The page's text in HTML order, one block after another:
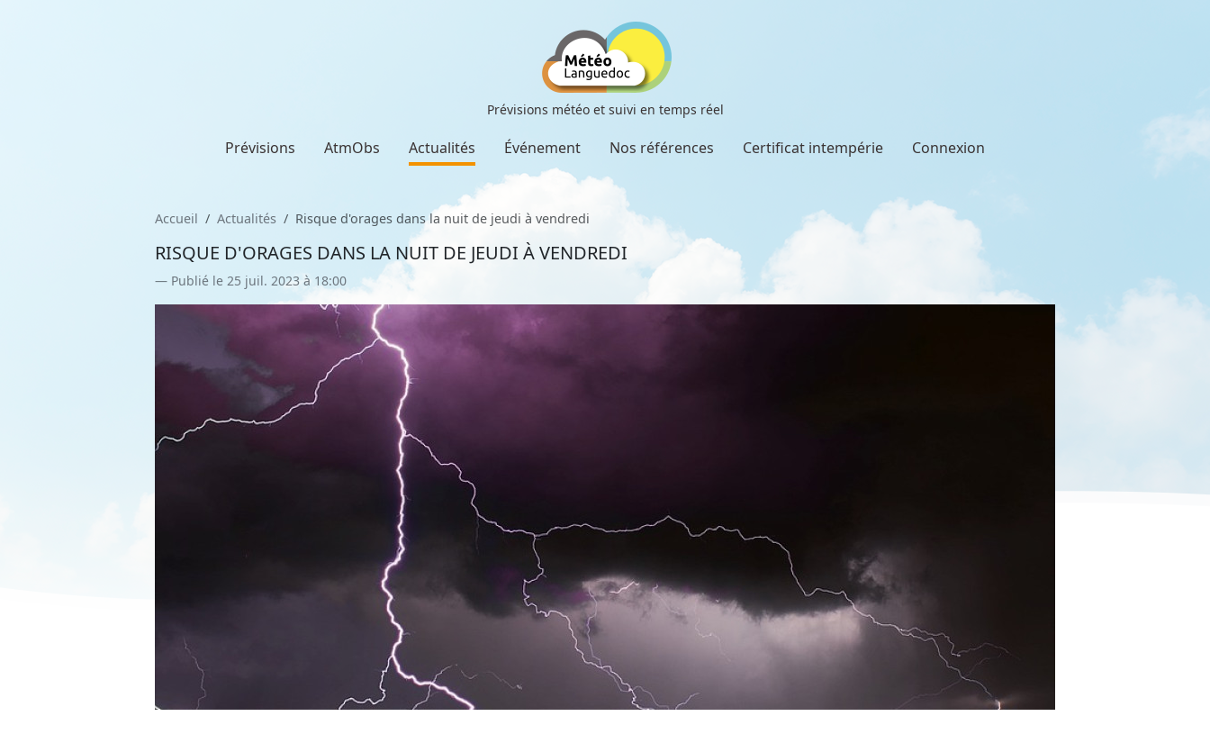
Prévisions météo et suivi en temps réel
Prévisions AtmObs Actualités Événement Nos références Certificat intempérie Connexion
Accueil Actualités Risque d'orages dans la nuit de jeudi à vendredi
RISQUE D'ORAGES DANS LA NUIT DE JEUDI À VENDREDI
Publié le 25 juil. 2023 à 18:00